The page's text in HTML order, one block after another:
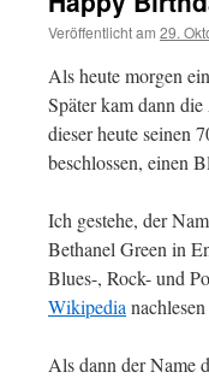
Veröffentlicht am 29.
Als heute morgen
Später kam dann
dieser heute seinen
beschlossen, einen
Ich gestehe, der
Bethanel Green in
Blues-, Rock- und
Wikipedia
Als dann der Name